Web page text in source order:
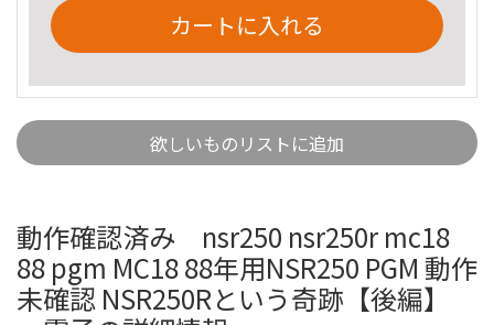
カートに入れる
欲しいものリストに追加
動作確認済み nsr250 nsr250r mc18
88 pgm MC18 88年用NSR250 PGM 動作
未確認 NSR250Rという奇跡【後編】